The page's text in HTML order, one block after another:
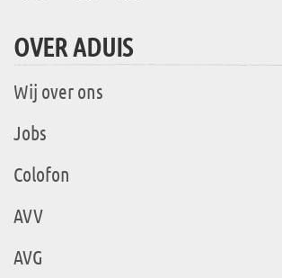
OVER ADUIS
Wij over ons
Jobs
Colofon
AVV
AVG